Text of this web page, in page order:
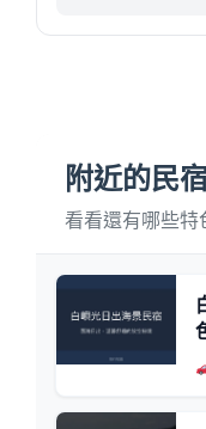
附近的民
看看還有哪些